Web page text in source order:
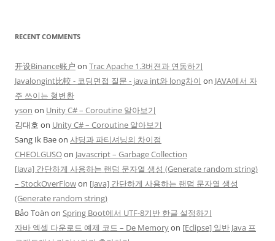
RECENT COMMENTS
开设Binance账户 on Trac Apache 1.3버젼과 연동하기
Javalongint比較 - 코딩면접 질문 - java int와 long차이 on JAVA에서 자
주 쓰이는 형변환
yson on Unity C# – Coroutine 알아보기
김대호 on Unity C# – Coroutine 알아보기
Sang Ik Baeon 샤딩과 파티셔닝의 차이점
CHEOLGUSOon Javascript – Garbage Collection
[Java] 간단하게 사용하는 랜덤 문자열 생성 (Generate random string)
– StockOverFlowon [Java] 간단하게 사용하는 랜덤 문자열 생성
(Generate random string)
Bảo Toàn on Spring Boot에서 UTF-8기반 한글 설정하기
자바 엑셀 다운로드 예제 코드 – De Memoryon [Eclipse] 일반 Java 프